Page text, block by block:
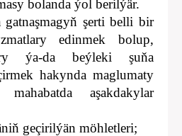
bolanda ýol berilýär.
gatnaşmagyň şerti belli bir
edinmek bolup,
ýa-da beýleki şuňa
hakynda maglumaty
aşakdakylar
geçirilýän möhletleri;